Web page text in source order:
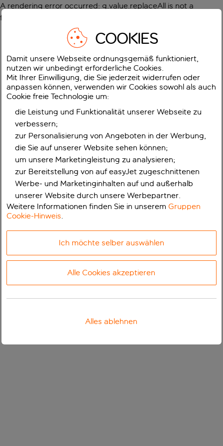
A rendering error occurred: g.value.replaceAll is not a
function
COOKIES
Damit unsere Webseite ordnungsgemäß funktioniert,
nutzen wir unbedingt erforderliche Cookies.
Mit Ihrer Einwilligung, die Sie jederzeit widerrufen oder
anpassen können, verwenden wir Cookies sowohl als auch
Cookie freie Technologie um:
die Leistung und Funktionalität unserer Webseite zu
verbessern;
zur Personalisierung von Angeboten in der Werbung,
die Sie auf unserer Website sehen können;
um unsere Marketingleistung zu analysieren;
zur Bereitstellung von auf easyJet zugeschnittenen
Werbe- und Marketinginhalten auf und außerhalb
unserer Website durch unsere Werbepartner.
Weitere Informationen finden Sie in unseremGruppen
Cookie-Hinweis.
Ich möchte selber auswählen
Alle Cookies akzeptieren
Alles ablehnen